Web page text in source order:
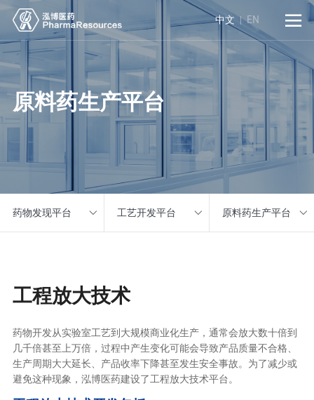
中文 EN 
原料药生产平台
药物发现平台 工艺开发平台 原料药生产平台
工程放大技术
药物开发从实验室工艺到大规模商业化生产，通常会放大数十倍到
几千倍甚至上万倍，过程中产生变化可能会导致产品质量不合格、
生产周期大大延长、产品收率下降甚至发生安全事故。为了减少或
避免这种现象，泓博医药建设了工程放大技术平台。